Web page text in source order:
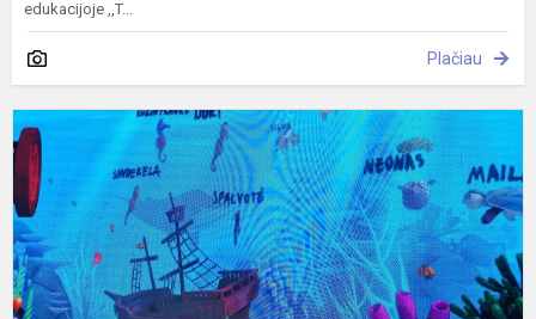
edukacijoje ,,T...
Plačiau